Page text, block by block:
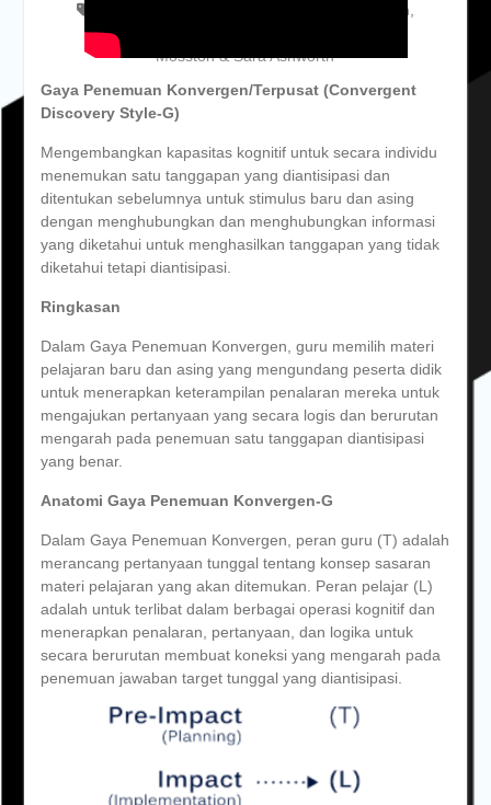
Gaya Penemuan Konvergen
Gaya Penemuan Konvergen/Terpusat
Mosston & Sara Ashworth
Gaya Penemuan Konvergen/Terpusat (Convergent
Discovery Style-G)
Mengembangkan kapasitas kognitif untuk secara individu
menemukan satu tanggapan yang diantisipasi dan
ditentukan sebelumnya untuk stimulus baru dan asing
dengan menghubungkan dan menghubungkan informasi
yang diketahui untuk menghasilkan tanggapan yang tidak
diketahui tetapi diantisipasi.
Ringkasan
Dalam Gaya Penemuan Konvergen, guru memilih materi
pelajaran baru dan asing yang mengundang peserta didik
untuk menerapkan keterampilan penalaran mereka untuk
mengajukan pertanyaan yang secara logis dan berurutan
mengarah pada penemuan satu tanggapan diantisipasi
yang benar.
Anatomi Gaya Penemuan Konvergen-G
Dalam Gaya Penemuan Konvergen, peran guru (T) adalah
merancang pertanyaan tunggal tentang konsep sasaran
materi pelajaran yang akan ditemukan. Peran pelajar (L)
adalah untuk terlibat dalam berbagai operasi kognitif dan
menerapkan penalaran, pertanyaan, dan logika untuk
secara berurutan membuat koneksi yang mengarah pada
penemuan jawaban target tunggal yang diantisipasi.